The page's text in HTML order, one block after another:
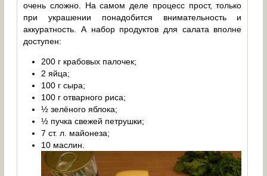
очень сложно. На самом деле процесс прост, только
при украшении понадобится внимательность и
аккуратность. А набор продуктов для салата вполне
доступен:
200 г крабовых палочек;
2 яйца;
100 г сыра;
100 г отварного риса;
½ зелёного яблока;
½ пучка свежей петрушки;
7 ст. л. майонеза;
10 маслин.